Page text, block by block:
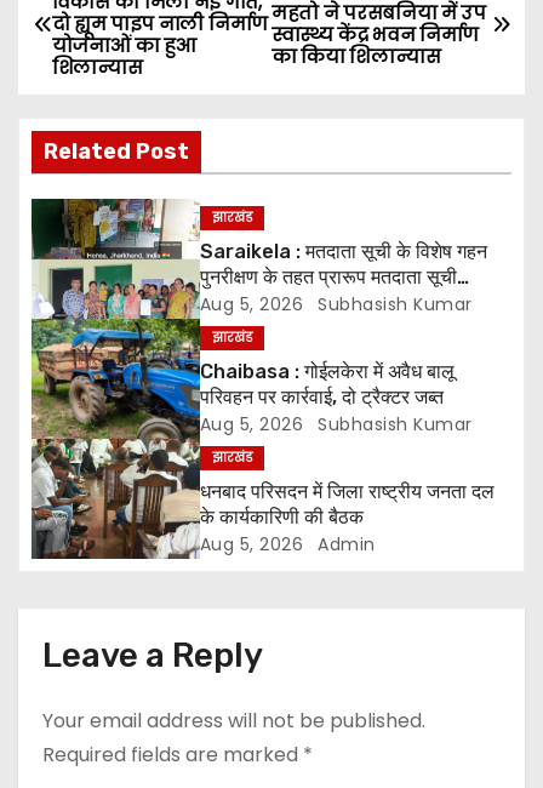
o
t
n
a
v
i
g
a
t
i
n
महतो ने परसबनिया में उप
स्वास्थ्य केंद्र भवन निर्माण
का किया शिलान्यास
दो ह्यूम पाइप नाली निर्माण
योजनाओं का हुआ
शिलान्यास
Related Post
झारखंड
Saraikela : मतदाता सूची के विशेष गहन
पुनरीक्षण के तहत प्रारूप मतदाता सूची
प्रकाशित* *05 अगस्त से 04 सितंबर तक
दावे एवं आपत्तियां होंगी स्वीकार, 07 अक्टूबर
को जारी होगी अंतिम मतदाता सूची
Aug 5, 2026 Subhasish Kumar
झारखंड
Chaibasa : गोईलकेरा में अवैध बालू
परिवहन पर कार्रवाई, दो ट्रैक्टर जब्त
Aug 5, 2026 Subhasish Kumar
झारखंड
धनबाद परिसदन में जिला राष्ट्रीय जनता दल
के कार्यकारिणी की बैठक
Aug 5, 2026 Admin
Leave a Reply
Your email address will not be published.
Required fields are marked *